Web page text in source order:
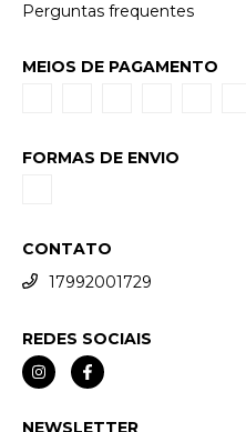
Perguntas frequentes
MEIOS DE PAGAMENTO
FORMAS DE ENVIO
CONTATO
17992001729
REDES SOCIAIS
NEWSLETTER